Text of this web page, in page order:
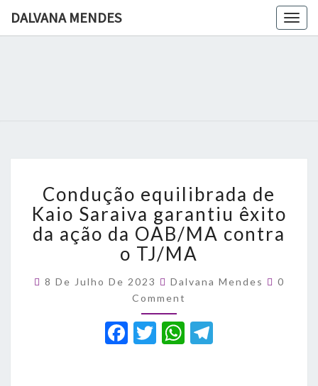
DALVANA MENDES
equilibrada
de
Kaio
Saraiva
garantiu
da
ação
da
OAB/MA
contra
Condução equilibrada de
Kaio Saraiva garantiu êxito
da ação da OAB/MA contra
o TJ/MA
8 De Julho De 2023 Dalvana Mendes
0
Comment
F T W